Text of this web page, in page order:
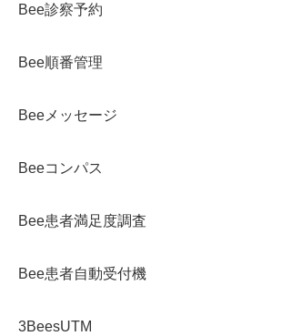
Bee診察予約
Bee順番管理
Beeメッセージ
Beeコンパス
Bee患者満足度調査
Bee患者自動受付機
3BeesUTM